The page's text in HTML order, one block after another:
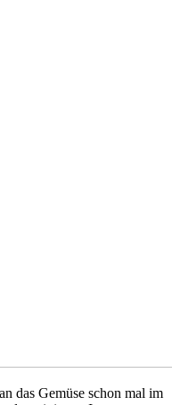
das Gemüse schon mal im